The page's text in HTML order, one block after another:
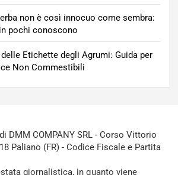
non è così innocuo come sembra:
pochi conoscono
Etichette degli Agrumi: Guida per
Non Commestibili
DMM COMPANY SRL - Corso Vittorio
Paliano (FR) - Codice Fiscale e Partita
giornalistica, in quanto viene